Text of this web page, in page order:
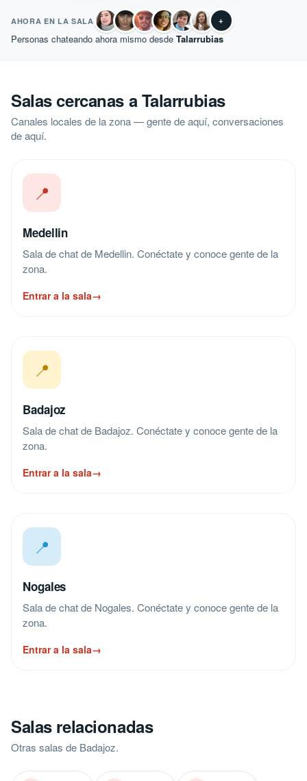
AHORA EN LA SALA +
Personas chateando ahora mismo desde Talarrubias
Salas cercanas a Talarrubias
Canales locales de la zona — gente de aquí, conversaciones
de aquí.
📍
Medellin
Sala de chat de Medellin. Conéctate y conoce gente de la
zona.
Entrar a la sala→
📍
Badajoz
Sala de chat de Badajoz. Conéctate y conoce gente de la
zona.
Entrar a la sala→
📍
Nogales
Sala de chat de Nogales. Conéctate y conoce gente de la
zona.
Entrar a la sala→
Salas relacionadas
Otras salas de Badajoz.